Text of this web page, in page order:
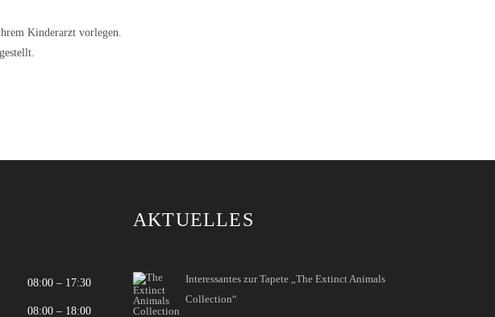
Kinderarzt vorlegen.
08:00 – 17:30
08:00 – 18:00
AKTUELLES
Interessantes zur Tapete „The Extinct Animals
Collection“